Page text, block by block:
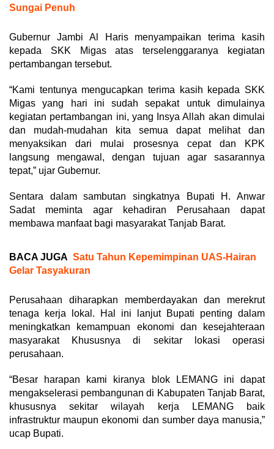
Sungai Penuh
Gubernur Jambi Al Haris menyampaikan terima kasih
kepada SKK Migas atas terselenggaranya kegiatan
pertambangan tersebut.
“Kami tentunya mengucapkan terima kasih kepada SKK
Migas yang hari ini sudah sepakat untuk dimulainya
kegiatan pertambangan ini, yang Insya Allah akan dimulai
dan mudah-mudahan kita semua dapat melihat dan
menyaksikan dari mulai prosesnya cepat dan KPK
langsung mengawal, dengan tujuan agar sasarannya
tepat,” ujar Gubernur.
Sentara dalam sambutan singkatnya Bupati H. Anwar
Sadat meminta agar kehadiran Perusahaan dapat
membawa manfaat bagi masyarakat Tanjab Barat.
BACA JUGA Satu Tahun Kepemimpinan UAS-Hairan
Gelar Tasyakuran
Perusahaan diharapkan memberdayakan dan merekrut
tenaga kerja lokal. Hal ini lanjut Bupati penting dalam
meningkatkan kemampuan ekonomi dan kesejahteraan
masyarakat Khususnya di sekitar lokasi operasi
perusahaan.
“Besar harapan kami kiranya blok LEMANG ini dapat
mengakselerasi pembangunan di Kabupaten Tanjab Barat,
khususnya sekitar wilayah kerja LEMANG baik
infrastruktur maupun ekonomi dan sumber daya manusia,”
ucap Bupati.